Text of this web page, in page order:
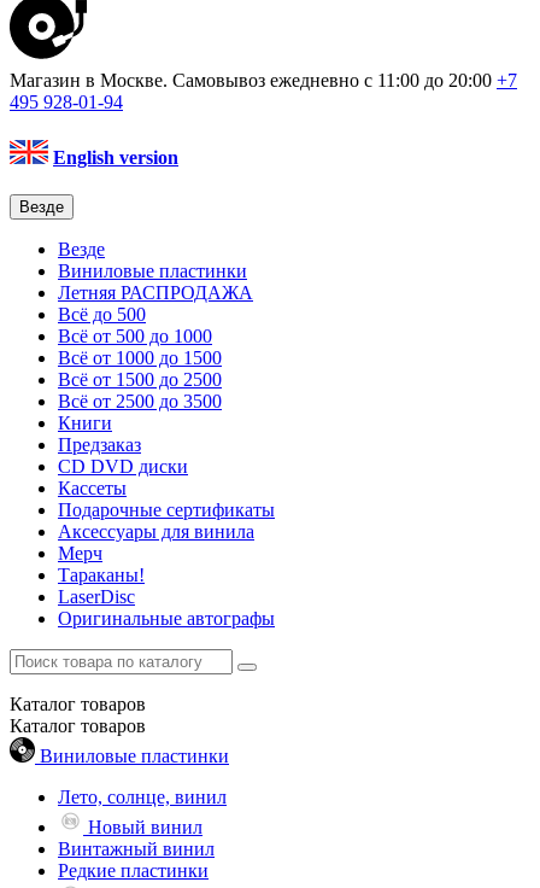
Магазин в Москве. Самовывоз ежедневно с 11:00 до 20:00 +7
495 928-01-94
English version
Везде
Везде
Виниловые пластинки
Летняя РАСПРОДАЖА
Всё до 500
Всё от 500 до 1000
Всё от 1000 до 1500
Всё от 1500 до 2500
Всё от 2500 до 3500
Книги
Предзаказ
CD DVD диски
Кассеты
Подарочные сертификаты
Аксессуары для винила
Мерч
Тараканы!
LaserDisc
Оригинальные автографы
Каталог товаров
Каталог товаров
Виниловые пластинки
Лето, солнце, винил
Новый винил
Винтажный винил
Редкие пластинки